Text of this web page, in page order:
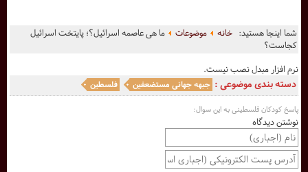
شما اینجا هستید:خانه موضوعات
ما هی عاصمه اسرائیل؟؛ پایتخت اسرائیل
کجاست؟
نرم افزار مبدل نصب نیست.
دسته بندی موضوعی : جبهه جهانی مستضعفین فلسطین
پاسخ کودکان فلسطینی به این سوال:
نوشتن دیدگاه